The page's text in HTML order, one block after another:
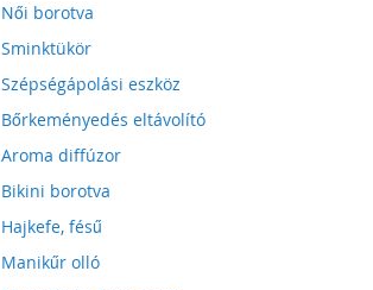
Női borotva
Sminktükör
Szépségápolási eszköz
Bőrkeményedés eltávolító
Aroma diffúzor
Bikini borotva
Hajkefe, fésű
Manikűr olló